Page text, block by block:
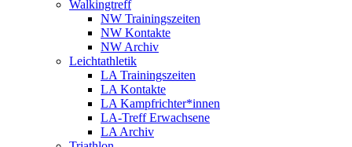
Walkingtreff
NW Trainingszeiten
NW Kontakte
NW Archiv
Leichtathletik
LA Trainingszeiten
LA Kontakte
LA Kampfrichter*innen
LA-Treff Erwachsene
LA Archiv